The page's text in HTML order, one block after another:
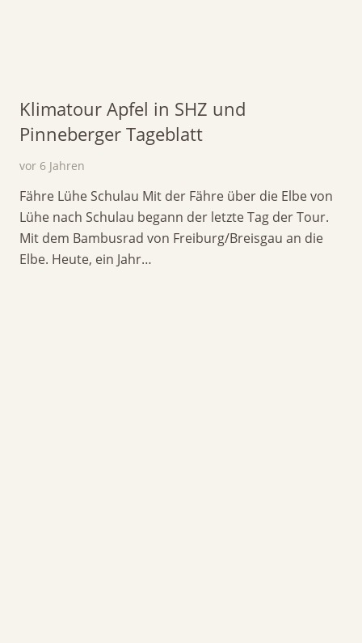
Klimatour Apfel in SHZ und
Pinneberger Tageblatt
vor 6 Jahren
Fähre Lühe Schulau Mit der Fähre über die Elbe von
Lühe nach Schulau begann der letzte Tag der Tour.
Mit dem Bambusrad von Freiburg/Breisgau an die
Elbe. Heute, ein Jahr…